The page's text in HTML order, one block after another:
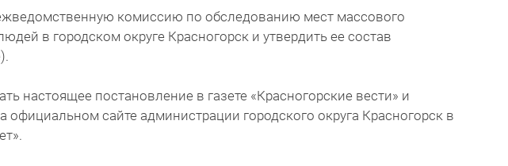
комиссию по обследованию мест массового
в городском округе Красногорск и утвердить ее состав
настоящее постановление в газете «Красногорские вести» и
официальном сайте администрации городского округа Красногорск в